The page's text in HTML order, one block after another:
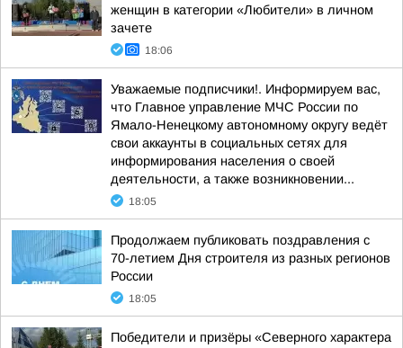
женщин в категории «Любители» в личном
зачете
18:06
Уважаемые подписчики!. Информируем вас,
что Главное управление МЧС России по
Ямало-Ненецкому автономному округу ведёт
свои аккаунты в социальных сетях для
информирования населения о своей
деятельности, а также возникновении...
18:05
Продолжаем публиковать поздравления с
70-летием Дня строителя из разных регионов
России
18:05
Победители и призёры «Северного характера